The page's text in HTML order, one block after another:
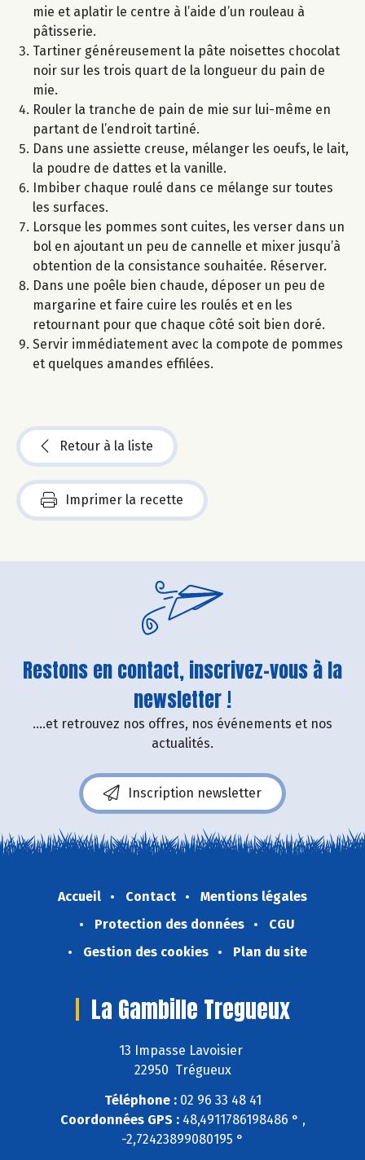
mie et aplatir le centre à l’aide d’un rouleau à
pâtisserie.
Tartiner généreusement la pâte noisettes chocolat
noir sur les trois quart de la longueur du pain de
mie.
Rouler la tranche de pain de mie sur lui-même en
partant de l’endroit tartiné.
Dans une assiette creuse, mélanger les oeufs, le lait,
la poudre de dattes et la vanille.
Imbiber chaque roulé dans ce mélange sur toutes
les surfaces.
Lorsque les pommes sont cuites, les verser dans un
bol en ajoutant un peu de cannelle et mixer jusqu’à
obtention de la consistance souhaitée. Réserver.
Dans une poêle bien chaude, déposer un peu de
margarine et faire cuire les roulés et en les
retournant pour que chaque côté soit bien doré.
Servir immédiatement avec la compote de pommes
et quelques amandes effilées.
Retour à la liste
Imprimer la recette
Restons en contact, inscrivez-vous à la
newsletter !
....et retrouvez nos offres, nos événements et nos
actualités.
Inscription newsletter
Accueil Contact
Mentions légales
Protection des données
CGU
Gestion des cookies
Plan du site
La Gambille Tregueux
13 Impasse Lavoisier
22950 Trégueux
Téléphone :02 96 33 48 41
Coordonnées GPS :48,4911786198486 ° ,
-2,72423899080195 °